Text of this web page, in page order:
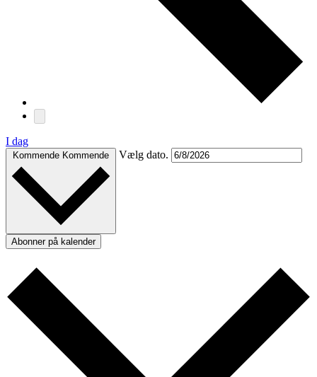
I dag
Kommende Kommende Vælg dato.
Abonner på kalender